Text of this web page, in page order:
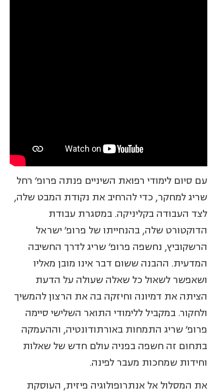
עם סיום לימודי רפואת השיניים פנתה פרופ' רחל
שריג למחקר, כדי להרחיב את נקודת המבט שלה,
לצד העבודה בקליניקה. במסגרת עבודת
הדוקטורט שלה, בהנחייתו של פרופ' ישראל
הרשקוביץ, נחשפה פרופ' שריג לדרך החשיבה
המדעית. ההבנה ששום דבר אינו מובן מאליו
ושאפשר לשאול כל שאלה שעולה על הדעת
הציתה את דמיונה וחיזקה בה את הרצון להמשיך
ולחקור. במקביל ללימודי התואר השלישי סיימה
פרופ' שריג התמחות באורתודונטיה, וההעמקה
בתחום זה חשפה בפניה עולם חדש של שאלות
וחידות שמחכות מעבר לפינה.
את המסלול אל אנתרופולוגיה פיזית, העוסקת